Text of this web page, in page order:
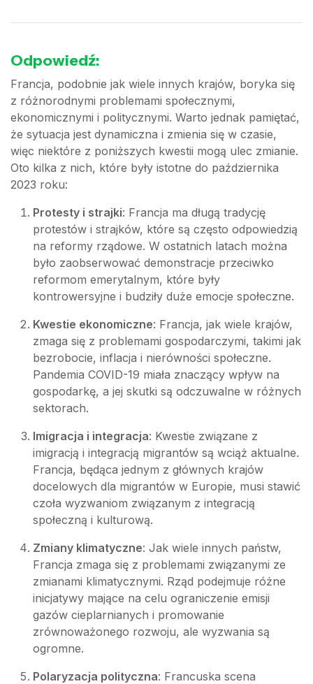
Odpowiedź:
Francja, podobnie jak wiele innych krajów, boryka się
z różnorodnymi problemami społecznymi,
ekonomicznymi i politycznymi. Warto jednak pamiętać,
że sytuacja jest dynamiczna i zmienia się w czasie,
więc niektóre z poniższych kwestii mogą ulec zmianie.
Oto kilka z nich, które były istotne do października
2023 roku:
Protesty i strajki: Francja ma długą tradycję
protestów i strajków, które są często odpowiedzią
na reformy rządowe. W ostatnich latach można
było zaobserwować demonstracje przeciwko
reformom emerytalnym, które były
kontrowersyjne i budziły duże emocje społeczne.
Kwestie ekonomiczne: Francja, jak wiele krajów,
zmaga się z problemami gospodarczymi, takimi jak
bezrobocie, inflacja i nierówności społeczne.
Pandemia COVID-19 miała znaczący wpływ na
gospodarkę, a jej skutki są odczuwalne w różnych
sektorach.
Imigracja i integracja: Kwestie związane z
imigracją i integracją migrantów są wciąż aktualne.
Francja, będąca jednym z głównych krajów
docelowych dla migrantów w Europie, musi stawić
czoła wyzwaniom związanym z integracją
społeczną i kulturową.
Zmiany klimatyczne: Jak wiele innych państw,
Francja zmaga się z problemami związanymi ze
zmianami klimatycznymi. Rząd podejmuje różne
inicjatywy mające na celu ograniczenie emisji
gazów cieplarnianych i promowanie
zrównoważonego rozwoju, ale wyzwania są
ogromne.
Polaryzacja polityczna: Francuska scena